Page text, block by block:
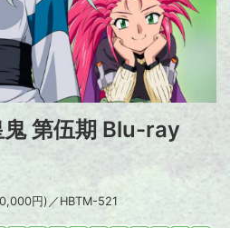
鬼 第伍期 Blu-ray
円)／HBTM-521